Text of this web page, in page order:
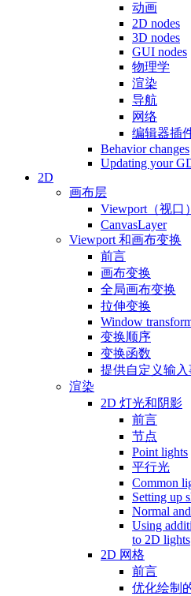
动画
2D nodes
3D nodes
GUI nodes
物理学
渲染
导航
网络
编辑器插
Behavior changes
Updating your
2D
画布层
Viewport（视口
CanvasLayer
Viewport 和画布变换
前言
画布变换
全局画布变换
拉伸变换
Window
变换顺序
变换函数
提供自定义输
渲染
2D 灯光和阴影
前言
节点
Point lights
平行光
Common
Setting up
Normal
Using
to 2D lights
2D 网格
前言
优化绘制